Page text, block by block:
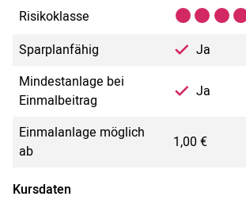
Risikoklasse
Sparplanfähig
Ja
Mindestanlage bei
Einmalbeitrag
Ja
Einmalanlage möglich
ab
1,00 €
Kursdaten